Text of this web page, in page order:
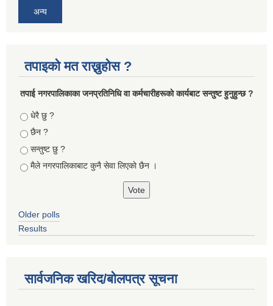
अन्य
तपाइको मत राख्नुहोस ?
तपा‌ई नगरपालिकाका जनप्रतिनिधि वा कर्मचारीहरूकाे कार्यबाट सन्तुष्ट हुनुहुन्छ ?
Choices
धेरै छु ?
छैन ?
सन्तुष्ट छु ?
मैले नगरपालिकाबाट कुनै सेवा लिएकाे छैन ।
Older polls
Results
सार्वजनिक खरिद/बोलपत्र सूचना